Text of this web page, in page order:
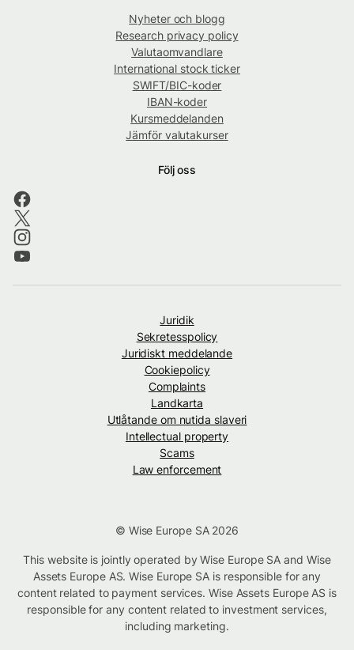
Nyheter och blogg
Research privacy policy
Valutaomvandlare
International stock ticker
SWIFT/BIC-koder
IBAN-koder
Kursmeddelanden
Jämför valutakurser
Följ oss
Juridik
Sekretesspolicy
Juridiskt meddelande
Cookiepolicy
Complaints
Landkarta
Utlåtande om nutida slaveri
Intellectual property
Scams
Law enforcement
© Wise Europe SA 2026
This website is jointly operated by Wise Europe SA and Wise
Assets Europe AS. Wise Europe SA is responsible for any
content related to payment services. Wise Assets Europe AS is
responsible for any content related to investment services,
including marketing.